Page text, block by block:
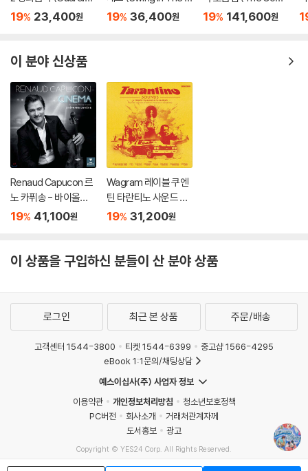
s Of The Galaxy Vol.
19% 23,400원
ms Of Woody Allen)
19% 36,400원
plete Harry Potter Fi
19% 141,600원
이 분야 신상품
Renaud Capucon 르
노 카퓌송 - 바이올린
으로 연주한 영화음악
19% 41,100원
Wagram 레이블 쿠엔
틴 타란티노 사운드 컴
필레이션 (Tarantino
19% 31,200원
이 상품을 구입하신 분들이 산 분야 상품
로그인 최근 본 상품 주문/배송
고객센터 1544-3800 티켓 1544-6399
중고샵 1566-4295
eBook 1:1문의/채팅상담
예스이십사(주) 사업자 정보
이용약관
개인정보처리방침
청소년보호정책
PC버전
회사소개
거래처관계자께
도서홍보
광고
Copyright © YES24 Corp. All Rights Reserved.